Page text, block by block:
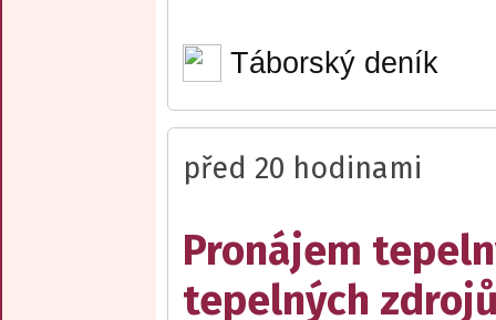
Táborský deník
před 20 hodinami
Pronájem
tepelných